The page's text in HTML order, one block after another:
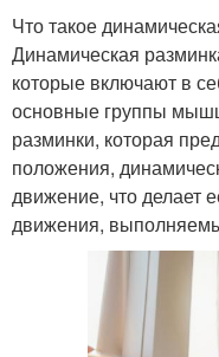
Что такое
Динамическая
которые включают в
основные группы
разминки, которая
положения,
движение, что делает
движения,